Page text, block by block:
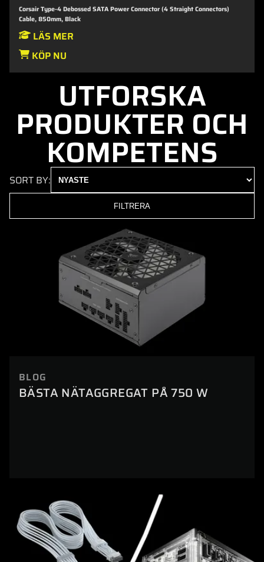
Corsair Type-4 Debossed SATA Power Connector (4 Straight Connectors)
Cable, 850mm, Black
LÄS MER
KÖP NU
UTFORSKA
PRODUKTER OCH
KOMPETENS
SORT BY:
FILTRERA
BLOG
BÄSTA NÄTAGGREGAT PÅ 750 W